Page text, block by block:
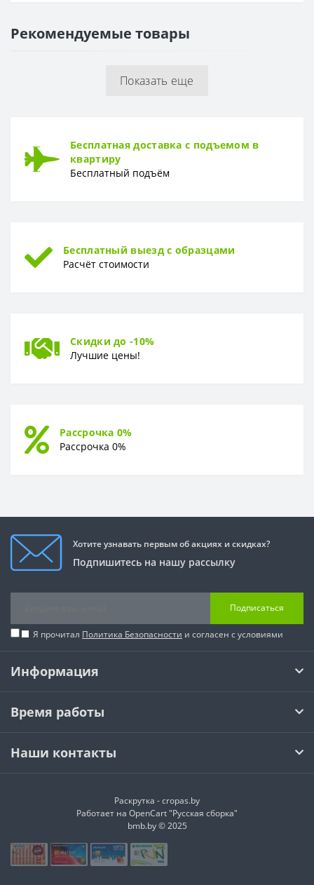
Толщина
Рекомендуемые товары
Показать еще
Бесплатная доставка с подъемом в
квартиру
Бесплатный подъём
Бесплатный выезд с образцами
Расчёт стоимости
Скидки до -10%
Лучшие цены!
Рассрочка 0%
Рассрочка 0%
Хотите узнавать первым об акциях и скидках?
Подпишитесь на нашу рассылку
Подписаться
Я прочитал Политика Безопасности и согласен с условиями
Информация
Время работы
Наши контакты
Раскрутка -cropas.by
Работает на OpenCart "Русская сборка"
bmb.by © 2025